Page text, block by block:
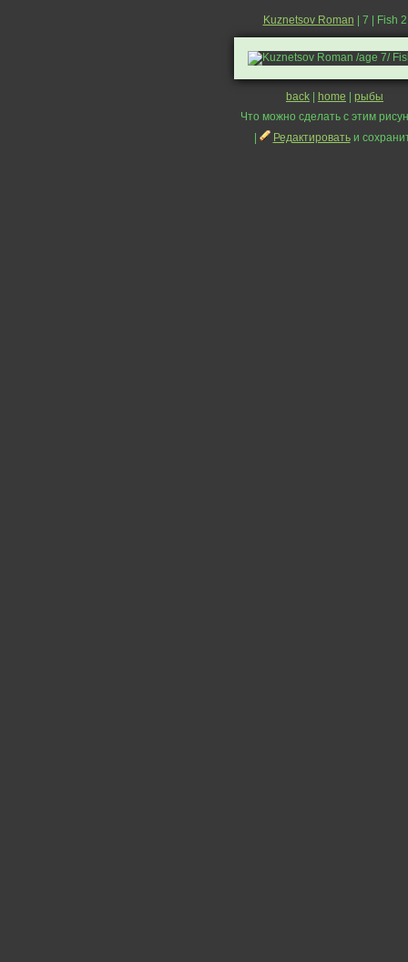
Kuznetsov Roman | 7 | Fish 2
back home
рыбы
Что можно сделать с этим
Редактироватьи